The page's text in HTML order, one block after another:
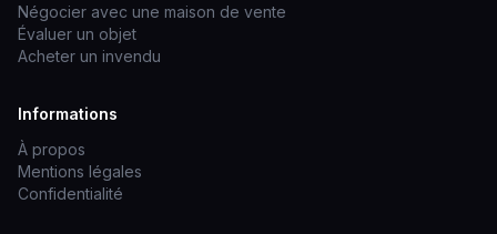
Négocier avec une maison de vente
Évaluer un objet
Acheter un invendu
Informations
À propos
Mentions légales
Confidentialité